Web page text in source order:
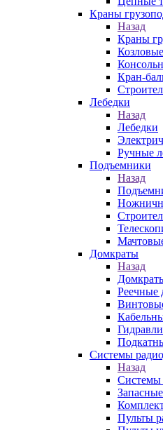
Краны
Назад
Краны
Кран-
Лебедки
Назад
Лебедки
Ручные
Подъемники
Назад
Домкраты
Назад
Реечные
Системы
Назад
Системы
Пульты